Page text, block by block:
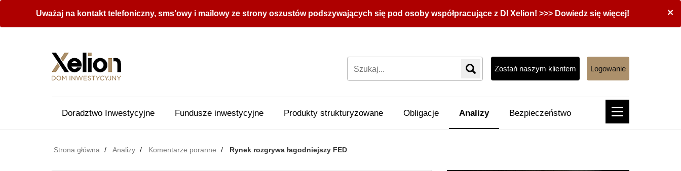
×
Uważaj na kontakt telefoniczny, sms’owy i mailowy ze strony oszustów podszywających się pod osoby współpracujące z DI Xelion! >>> Dowiedz się więcej!
Zostań naszym klientem Logowanie
Doradztwo Inwestycyjne Fundusze inwestycyjne Produkty strukturyzowane Obligacje Analizy Bezpieczeństwo
Strona główna Analizy Komentarze poranne Rynek rozgrywa łagodniejszy FED